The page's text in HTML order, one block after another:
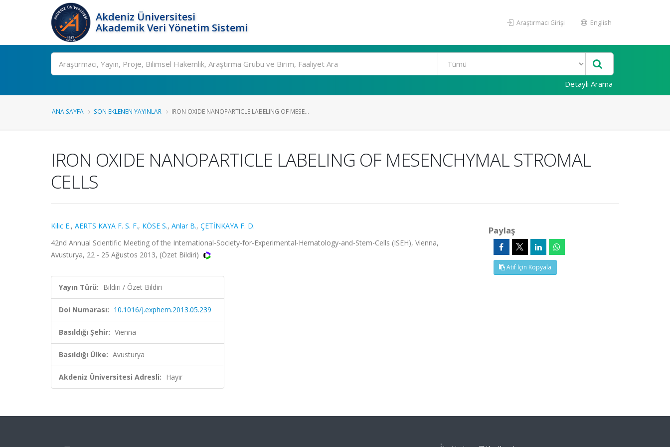
Akdeniz Üniversitesi
Akademik Veri Yönetim Sistemi
Araştırmacı Girişi English
Ara
Detaylı Arama
ANA SAYFA SON EKLENEN YAYINLAR IRON OXIDE NANOPARTICLE LABELING OF MESE...
IRON OXIDE NANOPARTICLE LABELING OF MESENCHYMAL STROMAL
CELLS
Kilic E., AERTS KAYA F. S. F., KÖSE S., Anlar B., ÇETİNKAYA F. D.
42nd Annual Scientific Meeting of the International-Society-for-Experimental-Hematology-and-Stem-Cells (ISEH), Vienna,
Avusturya, 22 - 25 Ağustos 2013, (Özet Bildiri)
Yayın Türü: Bildiri / Özet Bildiri
Doi Numarası: 10.1016/j.exphem.2013.05.239
Basıldığı Şehir: Vienna
Basıldığı Ülke: Avusturya
Akdeniz Üniversitesi Adresli: Hayır
Paylaş
Atıf İçin Kopyala